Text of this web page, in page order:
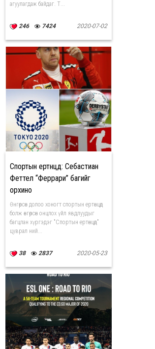
агуулагдаж байдаг. Т...
246 7424 2020-07-02
Спортын ертөнцөд: Себастиан
Феттел “Феррари” багийг
орхино
Өнгөрсөн долоо хоногт спортын ертөнцөд
болж өнгөрсөн онцлох үйл явдлуудыг
багцлан хүргэдэг "Спортын ертөнцөд"
цуврал ний...
38 2837 2020-05-23